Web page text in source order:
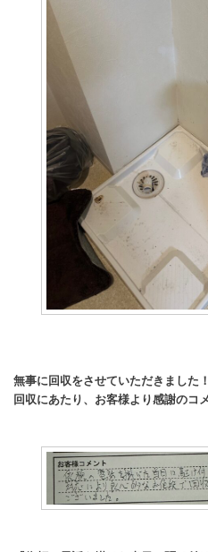
無事に回収をさせていただきました！
回収にあたり、お客様より感謝のコ